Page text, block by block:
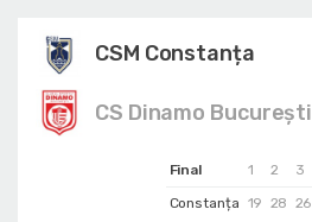
CSM Constanța
Final 1 2 3
Constanța 19 28 26
CS Dinamo Bucureşti